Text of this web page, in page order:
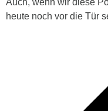
Auch, wenn wir diese
heute noch vor die Tür